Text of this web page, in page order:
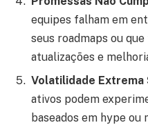
equipes falham em
seus roadmaps ou
atualizações e
Volatilidade Extrema
ativos podem
baseados em hype ou